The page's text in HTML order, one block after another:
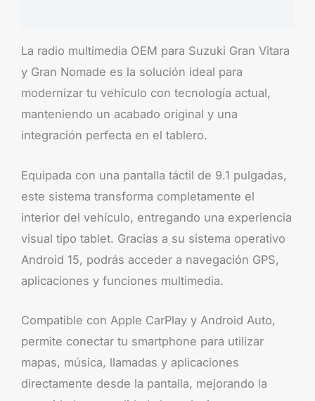
La radio multimedia OEM para Suzuki Gran Vitara
y Gran Nomade es la solución ideal para
modernizar tu vehículo con tecnología actual,
manteniendo un acabado original y una
integración perfecta en el tablero.
Equipada con una pantalla táctil de 9.1 pulgadas,
este sistema transforma completamente el
interior del vehículo, entregando una experiencia
visual tipo tablet. Gracias a su sistema operativo
Android 15, podrás acceder a navegación GPS,
aplicaciones y funciones multimedia.
Compatible con Apple CarPlay y Android Auto,
permite conectar tu smartphone para utilizar
mapas, música, llamadas y aplicaciones
directamente desde la pantalla, mejorando la